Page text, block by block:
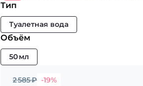
Тип
Туалетная вода
Объём
50 мл
2 585₽ -19%